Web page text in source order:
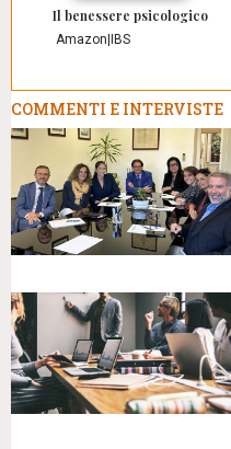
Il benessere psicologico
Amazon IBS
COMMENTI E INTERVISTE